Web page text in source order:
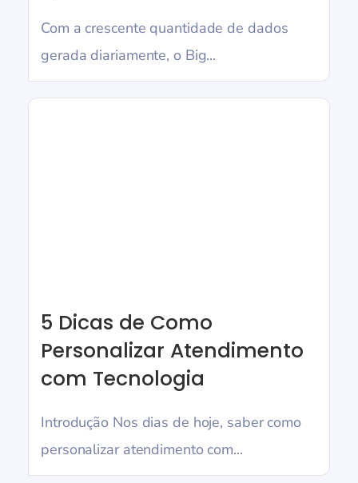
Com a crescente quantidade de dados
gerada diariamente, o Big...
5 Dicas de Como
Personalizar Atendimento
com Tecnologia
Introdução Nos dias de hoje, saber como
personalizar atendimento com...